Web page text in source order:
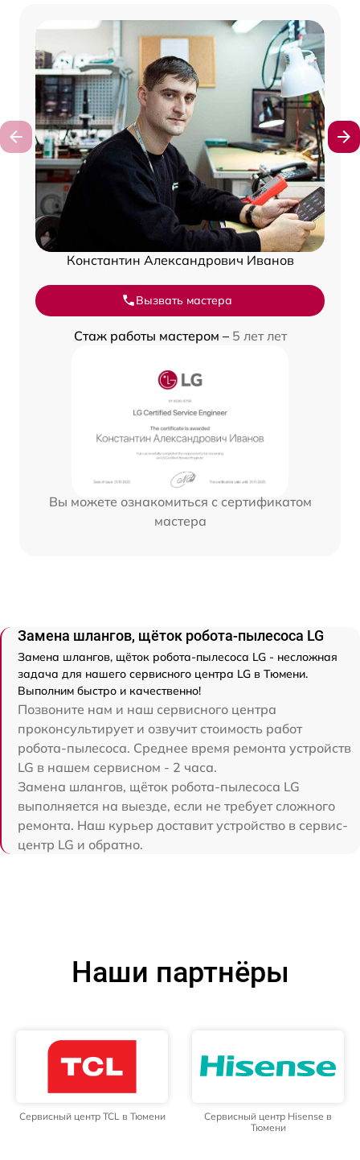
Константин Александрович Иванов
Вызвать мастера
Стаж работы мастером – 5 лет лет
Вы можете ознакомиться с сертификатом
мастера
Замена шлангов, щёток робота-пылесоса LG
Замена шлангов, щёток робота-пылесоса LG - несложная
задача для нашего сервисного центра LG в Тюмени.
Выполним быстро и качественно!
Позвоните нам и наш сервисного центра
проконсультирует и озвучит стоимость работ
робота-пылесоса. Среднее время ремонта устройств
LG в нашем сервисном - 2 часа.
Замена шлангов, щёток робота-пылесоса LG
выполняется на выезде, если не требует сложного
ремонта. Наш курьер доставит устройство в сервис-
центр LG и обратно.
Наши партнёры
Сервисный центр TCL в Тюмени
Сервисный центр Hisense в
Тюмени